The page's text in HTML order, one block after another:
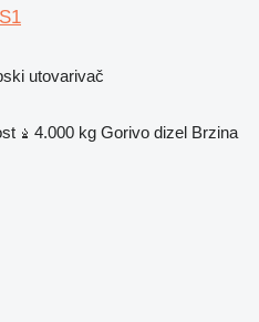
utovarivač
4.000 kg Gorivo dizel Brzina